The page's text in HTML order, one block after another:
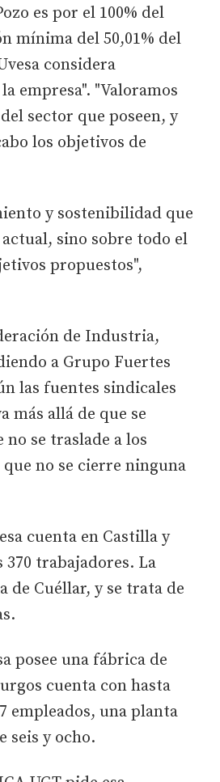
es por el 100% del
mínima del 50,01% del
considera
empresa". "Valoramos
sector que poseen, y
los objetivos de
y sostenibilidad que
sino sobre todo el
propuestos",
de Industria,
a Grupo Fuertes
las fuentes sindicales
más allá de que se
se traslade a los
no se cierre ninguna
cuenta en Castilla y
trabajadores. La
de Cuéllar, y se trata de
posee una fábrica de
cuenta con hasta
empleados, una planta
seis y ocho.